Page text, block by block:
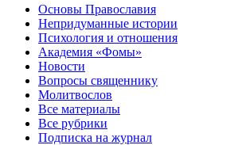
Основы Православия
Непридуманные истории
Психология и отношения
Академия «Фомы»
Новости
Вопросы священнику
Молитвослов
Все материалы
Все рубрики
Подписка на журнал